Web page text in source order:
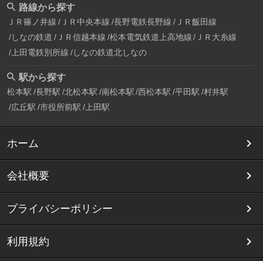
路線から探す
ＪＲ篠ノ井線 ＪＲ中央本線 長野電鉄長野線 ＪＲ飯田線
しなの鉄道 ＪＲ信越本線 松本電気鉄道上高地線
ＪＲ大糸線
上田電鉄別所線 しなの鉄道北しなの
駅から探す
松本駅 長野駅 北松本駅 南松本駅 西松本駅 平田駅 村井駅
広丘駅 市役所前駅 上田駅
ホーム
会社概要
プライバシーポリシー
利用規約